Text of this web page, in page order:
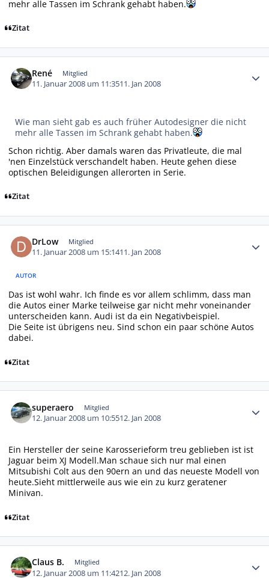
mehr alle Tassen im Schrank gehabt haben.
Zitat
René Mitglied
11. Januar 2008 um 11:3511. Jan 2008
Wie man sieht gab es auch früher Autodesigner die nicht
mehr alle Tassen im Schrank gehabt haben.
Schon richtig. Aber damals waren das Privatleute, die mal
'nen Einzelstück verschandelt haben. Heute gehen diese
optischen Beleidigungen allerorten in Serie.
Zitat
DrLow Mitglied
11. Januar 2008 um 15:1411. Jan 2008
AUTOR
Das ist wohl wahr. Ich finde es vor allem schlimm, dass man
die Autos einer Marke teilweise gar nicht mehr voneinander
unterscheiden kann. Audi ist da ein Negativbeispiel.
Die Seite ist übrigens neu. Sind schon ein paar schöne Autos
dabei.
Zitat
superaero Mitglied
12. Januar 2008 um 10:5512. Jan 2008
Ein Hersteller der seine Karosserieform treu geblieben ist ist
Jaguar beim XJ Modell.Man schaue sich nur mal einen
Mitsubishi Colt aus den 90ern an und das neueste Modell von
heute.Sieht mittlerweile aus wie ein zu kurz geratener
Minivan.
Zitat
Claus B. Mitglied
12. Januar 2008 um 11:4212. Jan 2008